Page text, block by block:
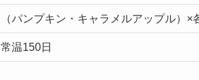
（パンプキン・キャラメルアップル）×
常温150日